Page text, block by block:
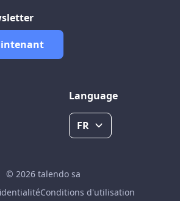
Language
FR
© 2026 talendo sa
Conditions d'utilisation